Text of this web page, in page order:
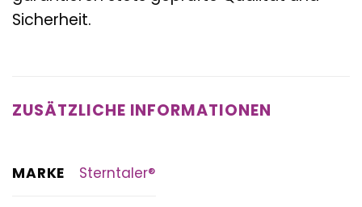
Sicherheit.
ZUSÄTZLICHE INFORMATIONEN
MARKE Sterntaler®